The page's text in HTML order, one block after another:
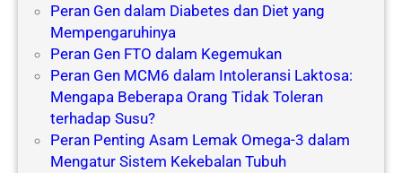
Peran Gen dalam Diabetes dan Diet yang
Mempengaruhinya
Peran Gen FTO dalam Kegemukan
Peran Gen MCM6 dalam Intoleransi Laktosa:
Mengapa Beberapa Orang Tidak Toleran
terhadap Susu?
Peran Penting Asam Lemak Omega-3 dalam
Mengatur Sistem Kekebalan Tubuh